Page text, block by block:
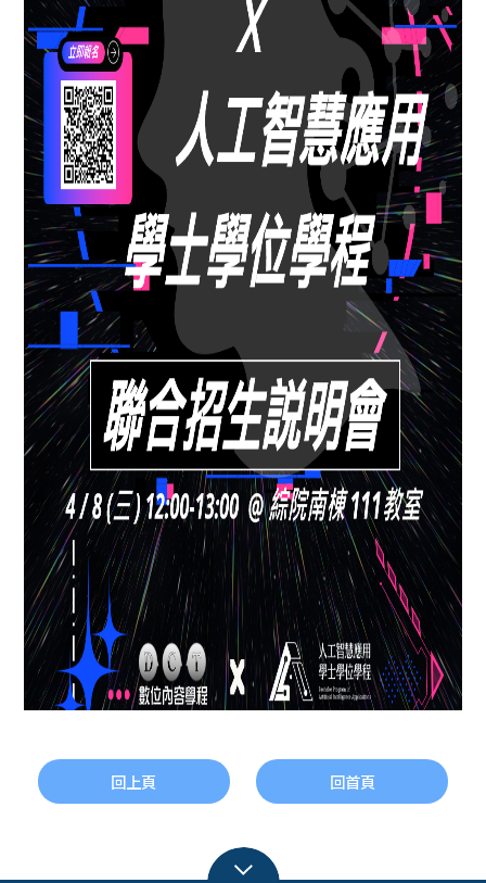
回上頁 回首頁